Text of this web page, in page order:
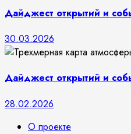
Дайджест открытий и
30.03.2026
Дайджест открытий и
28.02.2026
О проекте